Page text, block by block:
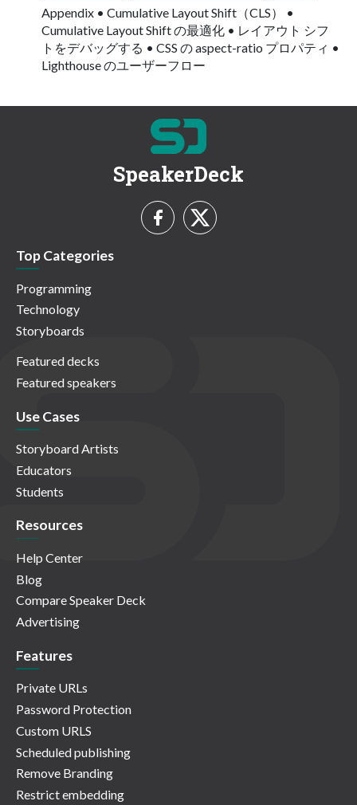
Appendix • Cumulative Layout Shift（CLS） •
Cumulative Layout Shift の最適化 • レイアウト シフ
トをデバッグする • CSS の aspect-ratio プロパティ •
Lighthouse のユーザーフロー
SpeakerDeck
Top Categories
Programming
Technology
Storyboards
Featured decks
Featured speakers
Use Cases
Storyboard Artists
Educators
Students
Resources
Help Center
Blog
Compare Speaker Deck
Advertising
Features
Private URLs
Password Protection
Custom URLS
Scheduled publishing
Remove Branding
Restrict embedding